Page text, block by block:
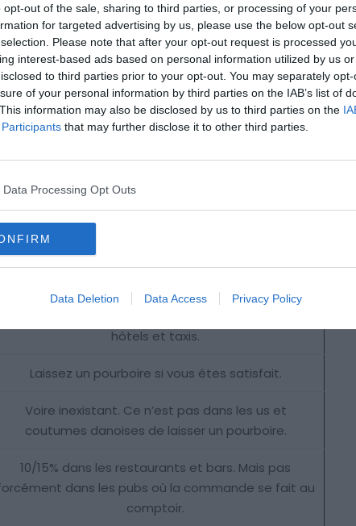
opt-out of the sale, sharing to third parties, or processing of your
for targeted advertising by us, please use the below opt-out
Please note that after your opt-out request is processed
interest-based ads based on personal information utilized by us
to third parties prior to your opt-out. You may separately
of your personal information by third parties on the IAB’s list of
information may also be disclosed by us to third parties on the
that may further disclose it to other third parties.
Data Processing Opt Outs
Data Deletion Data Access Privacy Policy
table au restaurant. Il faut donc préciser, lorsque
vous payez, le montant que vous allez donner au
serveur. 5 à 10%.
10 à 15% de la note. Vérifiez si le pourboire n’est pas
déjà inclus dans l’addition.
chauffeurs de taxi et employés de toilettes
publiques. 10%
service est toujours compris dans la note mais un
hôtels et taxis.
Laissez un pourboire si vous êtes satisfait.
Voire inexistant. Ce n’est pas dans les us et
coutumes danoises de laisser un pourboire.
10/15% dans les restaurants et bars. Mais pas
dans les pubs où la commande se fait au
comptoir.